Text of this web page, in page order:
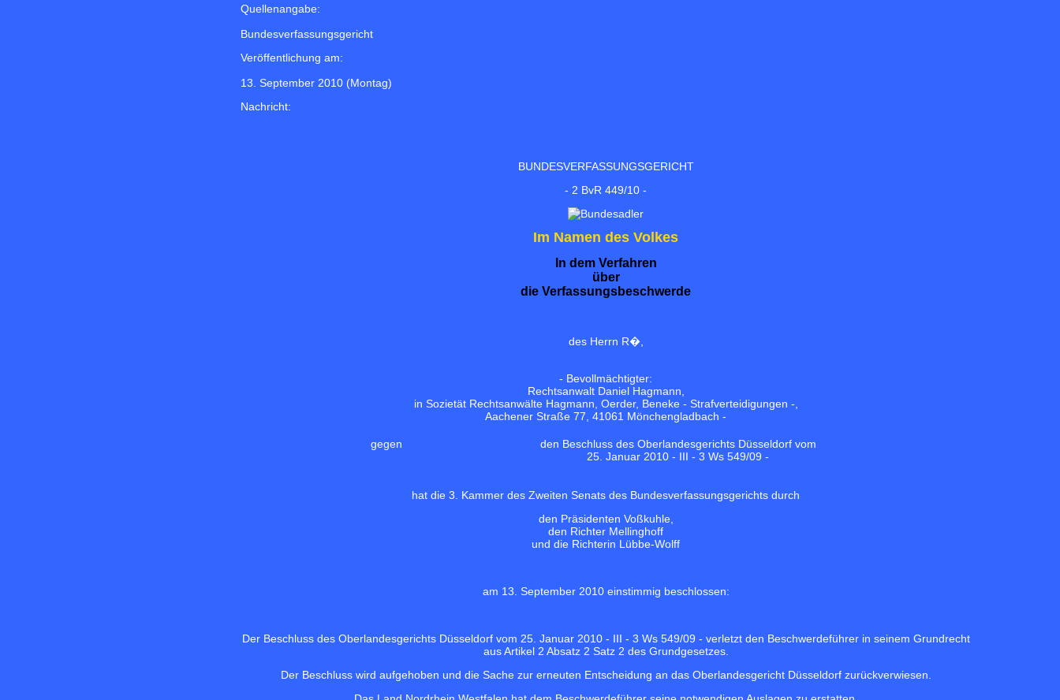
Quellenangabe:
Bundesverfassungsgericht
Veröffentlichung am:
13. September 2010 (Montag)
Nachricht:
BUNDESVERFASSUNGSGERICHT
- 2 BvR 449/10 -
Im Namen des Volkes
In dem Verfahren
über
die Verfassungsbeschwerde
des Herrn R�,
- Bevollmächtigter:
Rechtsanwalt Daniel Hagmann,
in Sozietät Rechtsanwälte Hagmann, Oerder, Beneke - Strafverteidigungen -,
Aachener Straße 77, 41061 Mönchengladbach -
gegen
den Beschluss des Oberlandesgerichts Düsseldorf vom
25. Januar 2010 - III - 3 Ws 549/09 -
hat die 3. Kammer des Zweiten Senats des Bundesverfassungsgerichts durch
den Präsidenten Voßkuhle,
den Richter Mellinghoff
und die Richterin Lübbe-Wolff
am 13. September 2010 einstimmig beschlossen:
Der Beschluss des Oberlandesgerichts Düsseldorf vom 25. Januar 2010 - III - 3 Ws 549/09 - verletzt den Beschwerdeführer in seinem Grundrecht
aus Artikel 2 Absatz 2 Satz 2 des Grundgesetzes.
Der Beschluss wird aufgehoben und die Sache zur erneuten Entscheidung an das Oberlandesgericht Düsseldorf zurückverwiesen.